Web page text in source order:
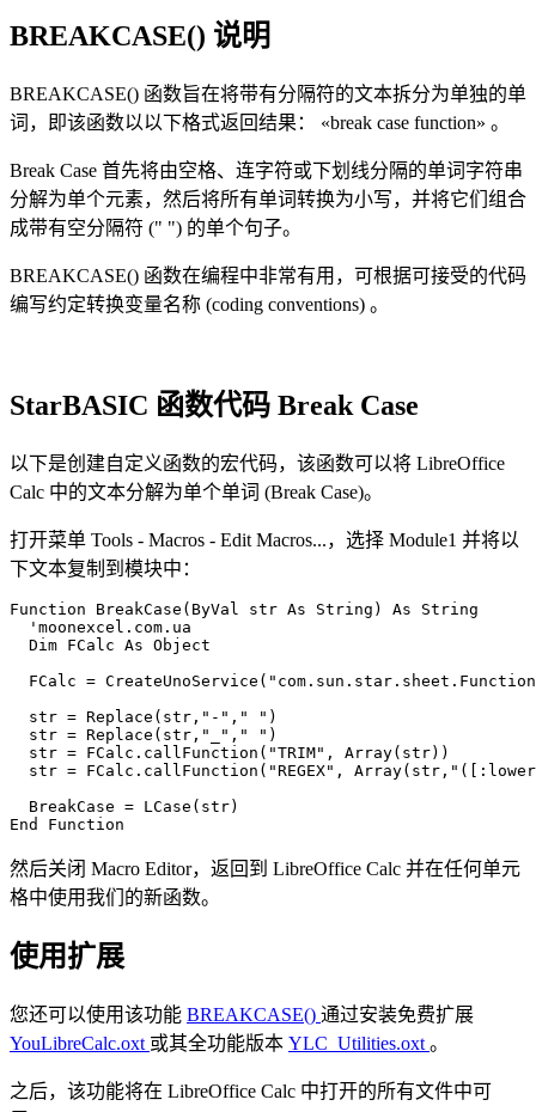
BREAKCASE() 说明
BREAKCASE() 函数旨在将带有分隔符的文本拆分为单独的单
词，即该函数以以下格式返回结果： «break case function» 。
Break Case 首先将由空格、连字符或下划线分隔的单词字符串
分解为单个元素，然后将所有单词转换为小写，并将它们组合
成带有空分隔符 (" ") 的单个句子。
BREAKCASE() 函数在编程中非常有用，可根据可接受的代码
编写约定转换变量名称 (coding conventions) 。
StarBASIC 函数代码 Break Case
以下是创建自定义函数的宏代码，该函数可以将 LibreOffice
Calc 中的文本分解为单个单词 (Break Case)。
打开菜单 Tools - Macros - Edit Macros...，选择 Module1 并将以
下文本复制到模块中：
Function BreakCase(ByVal str As String) As String
  'moonexcel.com.ua
  Dim FCalc As Object
FCalc =
  str = Replace(str,"-"," ")
  str = Replace(str,"_"," ")
  str = FCalc.callFunction("TRIM", Array(str))
str = FCalc.callFunction("REGEX",
  BreakCase = LCase(str)
然后关闭 Macro Editor，返回到 LibreOffice Calc 并在任何单元
格中使用我们的新函数。
使用扩展
您还可以使用该功能 BREAKCASE() 通过安装免费扩展
YouLibreCalc.oxt 或其全功能版本 YLC_Utilities.oxt 。
之后，该功能将在 LibreOffice Calc 中打开的所有文件中可